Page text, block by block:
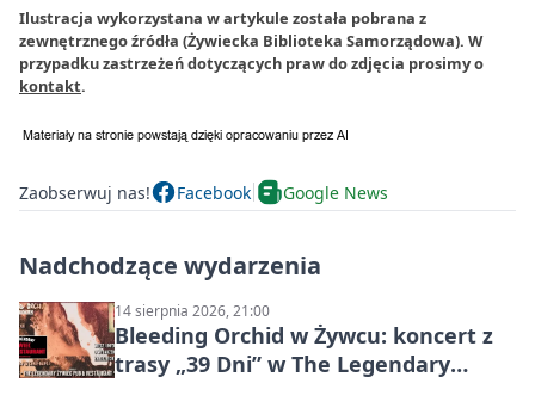
Ilustracja wykorzystana w artykule została pobrana z
zewnętrznego źródła (Żywiecka Biblioteka Samorządowa). W
przypadku zastrzeżeń dotyczących praw do zdjęcia prosimy o
kontakt.
Zaobserwuj nas! Facebook Google News
Nadchodzące wydarzenia
14 sierpnia 2026, 21:00
Bleeding Orchid w Żywcu: koncert z
trasy „39 Dni” w The Legendary